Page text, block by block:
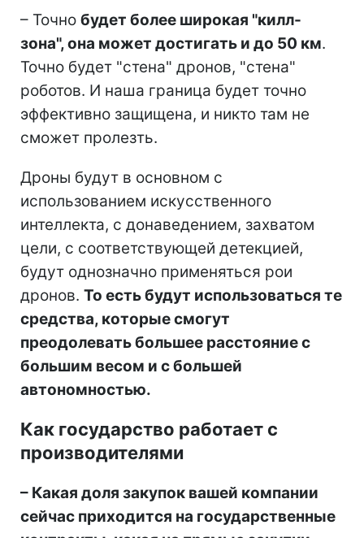
– Точно будет более широкая "килл-
зона", она может достигать и до 50 км.
Точно будет "стена" дронов, "стена"
роботов. И наша граница будет точно
эффективно защищена, и никто там не
сможет пролезть.
Дроны будут в основном с
использованием искусственного
интеллекта, с донаведением, захватом
цели, с соответствующей детекцией,
будут однозначно применяться рои
дронов. То есть будут использоваться те
средства, которые смогут
преодолевать большее расстояние с
большим весом и с большей
автономностью.
Как государство работает с
производителями
– Какая доля закупок вашей компании
сейчас приходится на государственные